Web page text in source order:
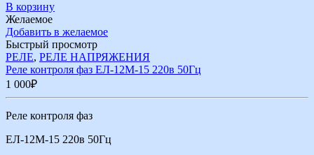
В корзину
Желаемое
Добавить в желаемое
Быстрый просмотр
РЕЛЕ, РЕЛЕ НАПРЯЖЕНИЯ
Реле контроля фаз ЕЛ-12М-15 220в 50Гц
1 000₽
Реле контроля фаз
ЕЛ-12М-15 220в 50Гц